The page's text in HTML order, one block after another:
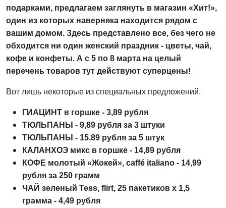
подарками, предлагаем заглянуть в магазин «Хит!»,
один из которых наверняка находится рядом с
вашим домом. Здесь представлено все, без чего не
обходится ни один женский праздник - цветы, чай,
кофе и конфеты. А с 5 по 8 марта на целый
перечень товаров тут действуют суперцены!
Вот лишь некоторые из специальных предложений.
ГИАЦИНТ в горшке - 3,89 рубля
ТЮЛЬПАНЫ - 9,89 рубля за 3 штуки
ТЮЛЬПАНЫ - 15,89 рубля за 5 штук
КАЛАНХОЭ микс в горшке - 14,89 рубля
КОФЕ молотый «Жокей», caffé italiano - 14,99
рубля за 250 грамм
ЧАЙ зеленый Tess, flirt, 25 пакетиков х 1,5
грамма - 4,49 рубля